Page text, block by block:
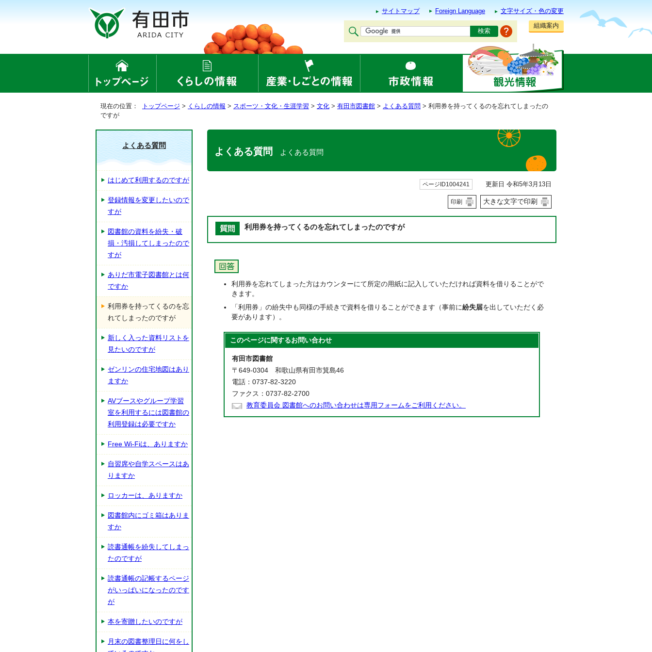
サイトマップ Foreign Language
文字サイズ・色の変更
組織案内
現在の位置： トップページ > くらしの情報 > スポーツ・文化・生涯学習 > 文化 > 有田市図書館 > よくある質問 > 利用券を持ってくるのを忘れてしまったの
ですが
よくある質問 よくある質問
ページID1004241 更新日 令和5年3月13日
印刷 大きな文字で印刷
利用券を持ってくるのを忘れてしまったのですが
利用券を忘れてしまった方はカウンターにて所定の用紙に記入していただければ資料を借りることがで
きます。
「利用券」の紛失中も同様の手続きで資料を借りることができます（事前に紛失届を出していただく必
要があります）。
このページに関するお問い合わせ
有田市図書館
〒649-0304 和歌山県有田市箕島46
電話：0737-82-3220
ファクス：0737-82-2700
教育委員会 図書館へのお問い合わせは専用フォームをご利用ください。
よくある質問
はじめて利用するのですが
登録情報を変更したいので
すが
図書館の資料を紛失・破
損・汚損してしまったので
すが
ありだ市電子図書館とは何
ですか
利用券を持ってくるのを忘
れてしまったのですが
新しく入った資料リストを
見たいのですが
ゼンリンの住宅地図はあり
ますか
AVブースやグループ学習
室を利用するには図書館の
利用登録は必要ですか
Free Wi-Fiは、ありますか
自習席や自学スペースはあ
りますか
ロッカーは、ありますか
図書館内にゴミ箱はありま
すか
読書通帳を紛失してしまっ
たのですが
読書通帳の記帳するページ
がいっぱいになったのです
が
本を寄贈したいのですが
月末の図書整理日に何をし